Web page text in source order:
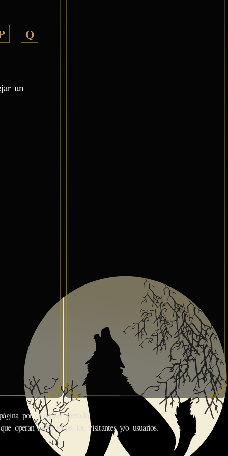
Q
un
por cualquier método.
operan sobre todos los visitantes y/o usuarios.